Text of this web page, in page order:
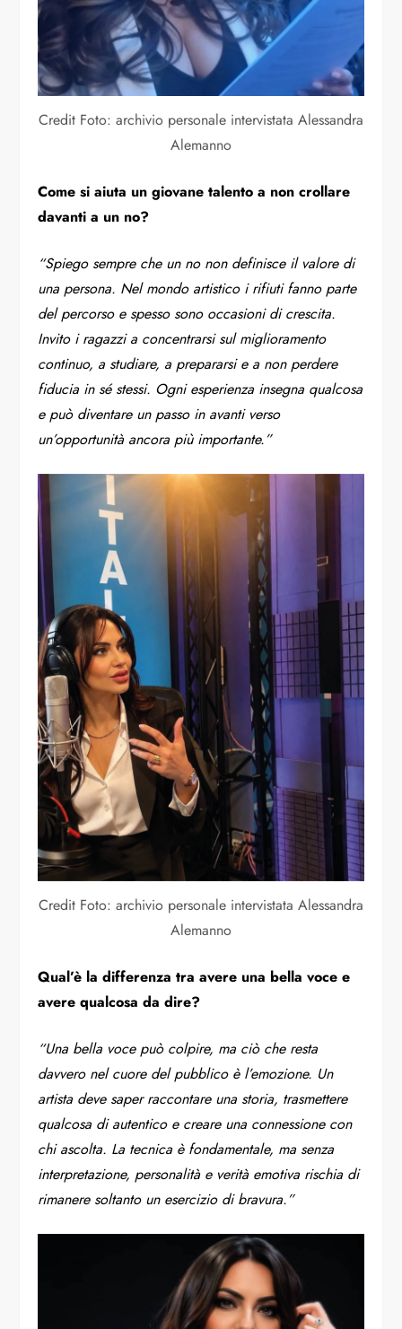
Credit Foto: archivio personale intervistata Alessandra
Alemanno
Come si aiuta un giovane talento a non crollare
davanti a un no?
“Spiego sempre che un no non definisce il valore di
una persona. Nel mondo artistico i rifiuti fanno parte
del percorso e spesso sono occasioni di crescita.
Invito i ragazzi a concentrarsi sul miglioramento
continuo, a studiare, a prepararsi e a non perdere
fiducia in sé stessi. Ogni esperienza insegna qualcosa
e può diventare un passo in avanti verso
un’opportunità ancora più importante.”
Credit Foto: archivio personale intervistata Alessandra
Alemanno
Qual’è la differenza tra avere una bella voce e
avere qualcosa da dire?
“Una bella voce può colpire, ma ciò che resta
davvero nel cuore del pubblico è l’emozione. Un
artista deve saper raccontare una storia, trasmettere
qualcosa di autentico e creare una connessione con
chi ascolta. La tecnica è fondamentale, ma senza
interpretazione, personalità e verità emotiva rischia di
rimanere soltanto un esercizio di bravura.”